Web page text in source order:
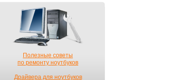
Полезные советы
по ремонту ноутбуков
Драйвера для ноутбуков